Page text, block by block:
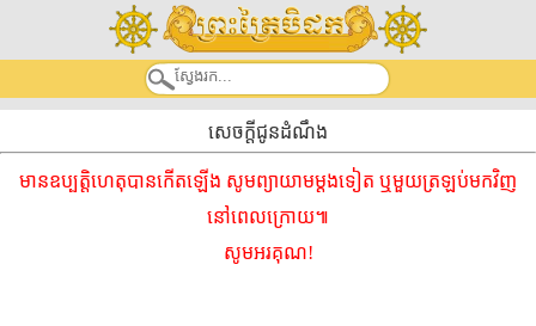
សេចក្តីជូនដំណឹង
មានឧប្បត្តិហេតុបានកើតឡើង សូមព្យាយាមម្ដងទៀត ឬមួយត្រឡប់មកវិញ
នៅពេលក្រោយ៕
សូមអរគុណ!